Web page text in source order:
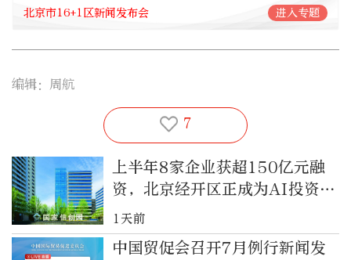
北京市16+1区新闻发布会 进入专题
编辑：周航
7
上半年8家企业获超150亿元融
资，北京经开区正成为AI投资热
土
1天前
中国贸促会召开7月例行新闻发